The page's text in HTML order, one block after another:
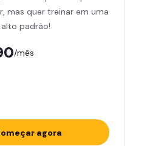
e aeróbicos
mas quer treinar em uma
padrão!
/mês
agora